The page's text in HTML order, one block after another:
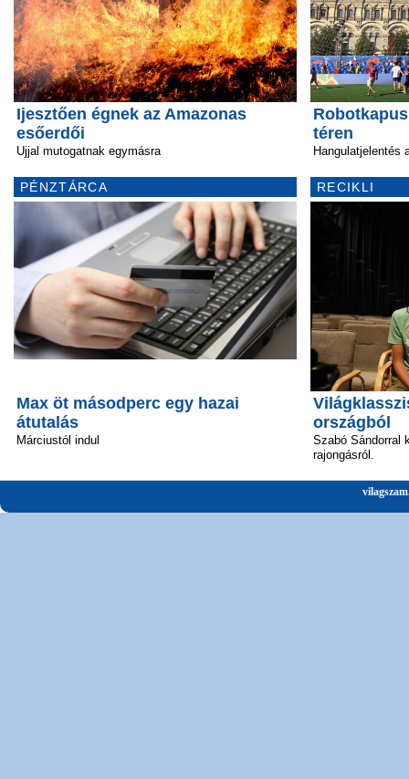
Ijesztően égnek az Amazonas
esőerdői
Ujjal mutogatnak egymásra
PÉNZTÁRCA
Max öt másodperc egy hazai
átutalás
Márciustól indul
téren
Hangulatjelentés
RECIKLI
országból
Szabó Sándorral
rajongásról.